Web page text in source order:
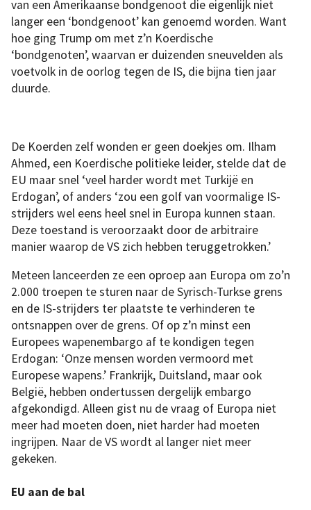
van een Amerikaanse bondgenoot die eigenlijk niet
langer een ‘bondgenoot’ kan genoemd worden. Want
hoe ging Trump om met z’n Koerdische
‘bondgenoten’, waarvan er duizenden sneuvelden als
voetvolk in de oorlog tegen de IS, die bijna tien jaar
duurde.
Koerdische
leider
Ilham
Ahmed:
‘Onze
mensen
worden
vermoord
De Koerden zelf wonden er geen doekjes om. Ilham
Ahmed, een Koerdische politieke leider, stelde dat de
EU maar snel ‘veel harder wordt met Turkijë en
Erdogan’, of anders ‘zou een golf van voormalige IS-
strijders wel eens heel snel in Europa kunnen staan.
Deze toestand is veroorzaakt door de arbitraire
manier waarop de VS zich hebben teruggetrokken.’
Meteen lanceerden ze een oproep aan Europa om zo’n
2.000 troepen te sturen naar de Syrisch-Turkse grens
en de IS-strijders ter plaatste te verhinderen te
ontsnappen over de grens. Of op z’n minst een
Europees wapenembargo af te kondigen tegen
Erdogan: ‘Onze mensen worden vermoord met
Europese wapens.’ Frankrijk, Duitsland, maar ook
België, hebben ondertussen dergelijk embargo
afgekondigd. Alleen gist nu de vraag of Europa niet
meer had moeten doen, niet harder had moeten
ingrijpen. Naar de VS wordt al langer niet meer
gekeken.
EU aan de bal